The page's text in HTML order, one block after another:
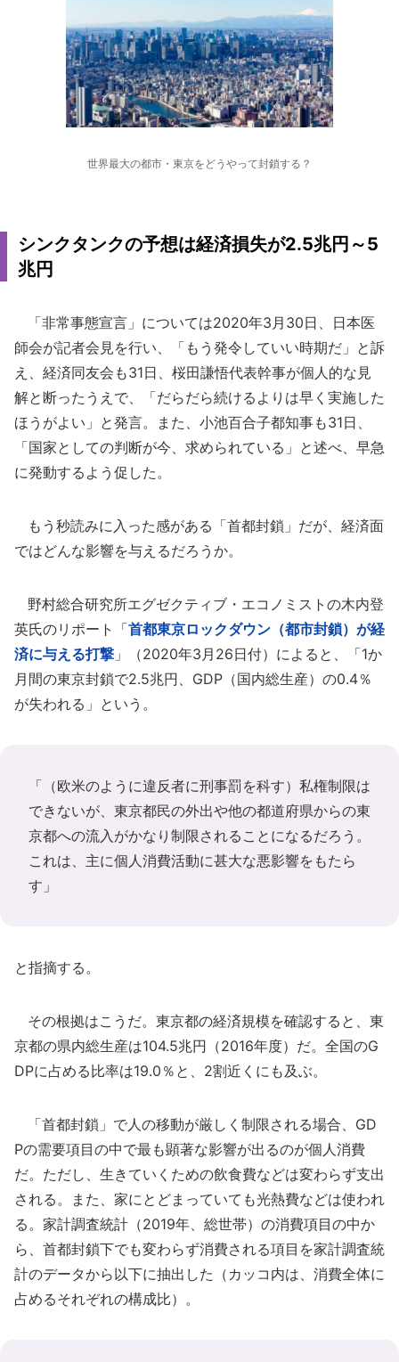
世界最大の都市・東京をどうやって封鎖する？
シンクタンクの予想は経済損失が2.5兆円～5
兆円
「非常事態宣言」については2020年3月30日、日本医
師会が記者会見を行い、「もう発令していい時期だ」と訴
え、経済同友会も31日、桜田謙悟代表幹事が個人的な見
解と断ったうえで、「だらだら続けるよりは早く実施した
ほうがよい」と発言。また、小池百合子都知事も31日、
「国家としての判断が今、求められている」と述べ、早急
に発動するよう促した。
もう秒読みに入った感がある「首都封鎖」だが、経済面
ではどんな影響を与えるだろうか。
野村総合研究所エグゼクティブ・エコノミストの木内登
英氏のリポート「首都東京ロックダウン（都市封鎖）が経
済に与える打撃 」（2020年3月26日付）によると、「1か
月間の東京封鎖で2.5兆円、GDP（国内総生産）の0.4％
が失われる」という。
「（欧米のように違反者に刑事罰を科す）私権制限は
できないが、東京都民の外出や他の都道府県からの東
京都への流入がかなり制限されることになるだろう。
これは、主に個人消費活動に甚大な悪影響をもたら
す」
と指摘する。
その根拠はこうだ。東京都の経済規模を確認すると、東
京都の県内総生産は104.5兆円（2016年度）だ。全国のG
DPに占める比率は19.0％と、2割近くにも及ぶ。
「首都封鎖」で人の移動が厳しく制限される場合、GD
Pの需要項目の中で最も顕著な影響が出るのが個人消費
だ。ただし、生きていくための飲食費などは変わらず支出
される。また、家にとどまっていても光熱費などは使われ
る。家計調査統計（2019年、総世帯）の消費項目の中か
ら、首都封鎖下でも変わらず消費される項目を家計調査統
計のデータから以下に抽出した（カッコ内は、消費全体に
占めるそれぞれの構成比）。